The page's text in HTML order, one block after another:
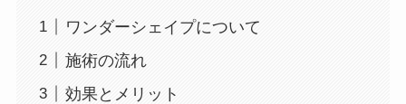
ワンダーシェイプについて
施術の流れ
効果とメリット